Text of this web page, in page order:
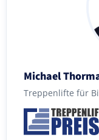
Michael
Treppenlifte für